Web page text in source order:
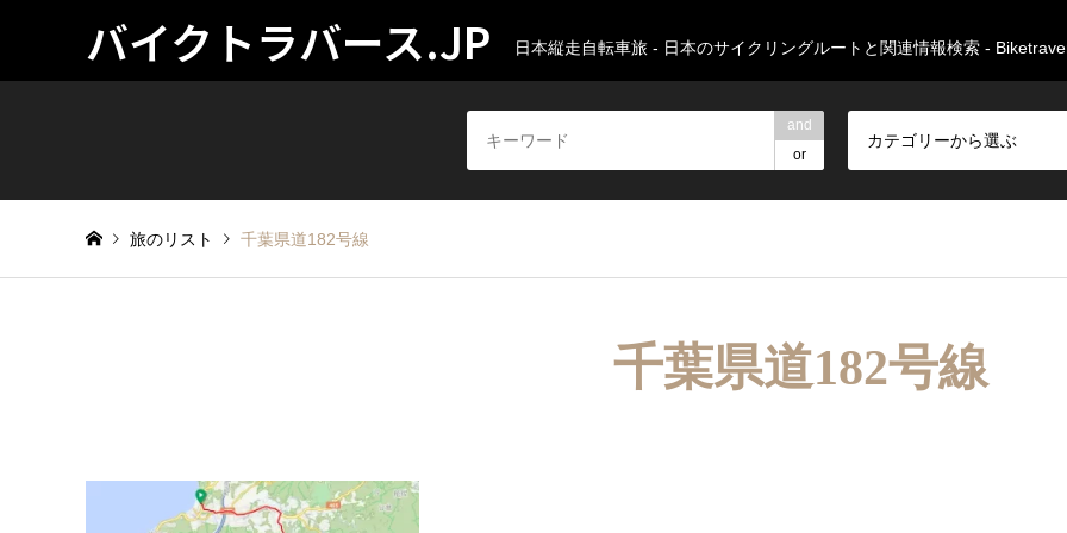
バイクトラバース.JP 日本縦走自転車旅 - 日本のサイクリングルートと関連情報検索 -
and
or
カテゴリーから選ぶ
旅のリスト 千葉県道182号線
千葉県道182号線